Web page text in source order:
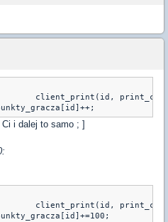
client_print(id,
punkty_gracza[id]++;
i dalej to samo ; ]
client_print(id,
punkty_gracza[id]+=100;